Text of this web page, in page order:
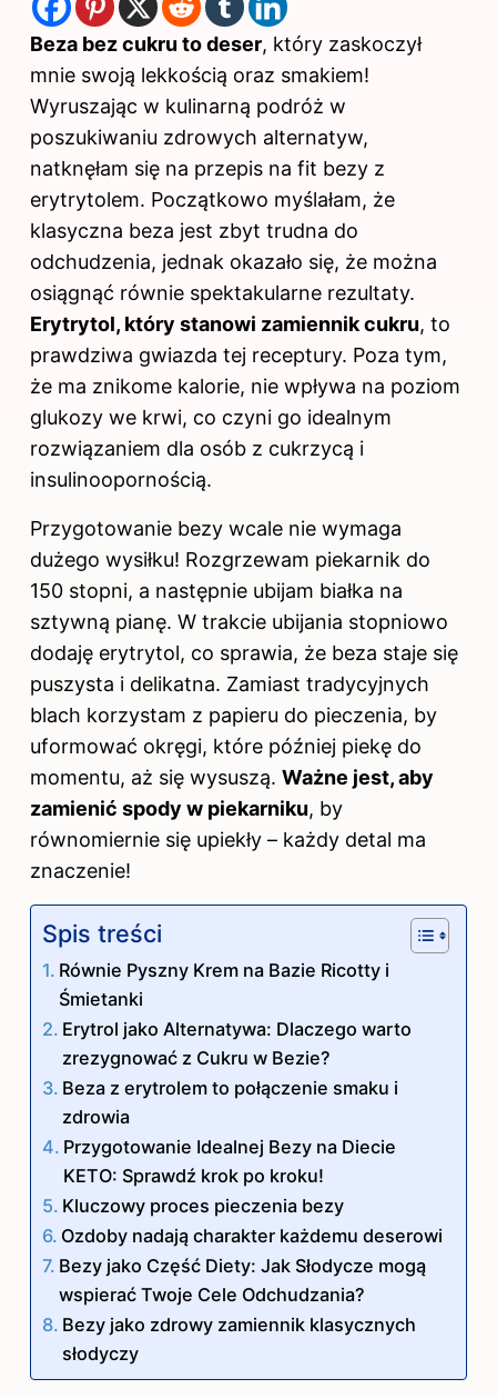
Beza bez cukru to deser, który zaskoczył
mnie swoją lekkością oraz smakiem!
Wyruszając w kulinarną podróż w
poszukiwaniu zdrowych alternatyw,
natknęłam się na przepis na fit bezy z
erytrytolem. Początkowo myślałam, że
klasyczna beza jest zbyt trudna do
odchudzenia, jednak okazało się, że można
osiągnąć równie spektakularne rezultaty.
Erytrytol, który stanowi zamiennik cukru, to
prawdziwa gwiazda tej receptury. Poza tym,
że ma znikome kalorie, nie wpływa na poziom
glukozy we krwi, co czyni go idealnym
rozwiązaniem dla osób z cukrzycą i
insulinoopornością.
Przygotowanie bezy wcale nie wymaga
dużego wysiłku! Rozgrzewam piekarnik do
150 stopni, a następnie ubijam białka na
sztywną pianę. W trakcie ubijania stopniowo
dodaję erytrytol, co sprawia, że beza staje się
puszysta i delikatna. Zamiast tradycyjnych
blach korzystam z papieru do pieczenia, by
uformować okręgi, które później piekę do
momentu, aż się wysuszą. Ważne jest, aby
zamienić spody w piekarniku, by
równomiernie się upiekły – każdy detal ma
znaczenie!
Spis treści
Równie Pyszny Krem na Bazie Ricotty i
Śmietanki
Erytrol jako Alternatywa: Dlaczego warto
zrezygnować z Cukru w Bezie?
Beza z erytrolem to połączenie smaku i
zdrowia
Przygotowanie Idealnej Bezy na Diecie
KETO: Sprawdź krok po kroku!
Kluczowy proces pieczenia bezy
Ozdoby nadają charakter każdemu deserowi
Bezy jako Część Diety: Jak Słodycze mogą
wspierać Twoje Cele Odchudzania?
Bezy jako zdrowy zamiennik klasycznych
słodyczy